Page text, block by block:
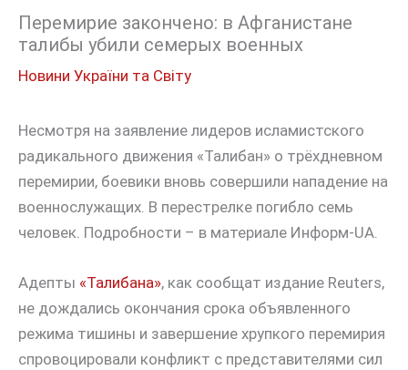
Перемирие закончено: в Афганистане
талибы убили семерых военных
Новини України та Світу
Несмотря на заявление лидеров исламистского
радикального движения «Талибан» о трёхдневном
перемирии, боевики вновь совершили нападение на
военнослужащих. В перестрелке погибло семь
человек. Подробности – в материале Информ-UA.
Адепты «Талибана», как сообщат издание Reuters,
не дождались окончания срока объявленного
режима тишины и завершение хрупкого перемирия
спровоцировали конфликт с представителями сил